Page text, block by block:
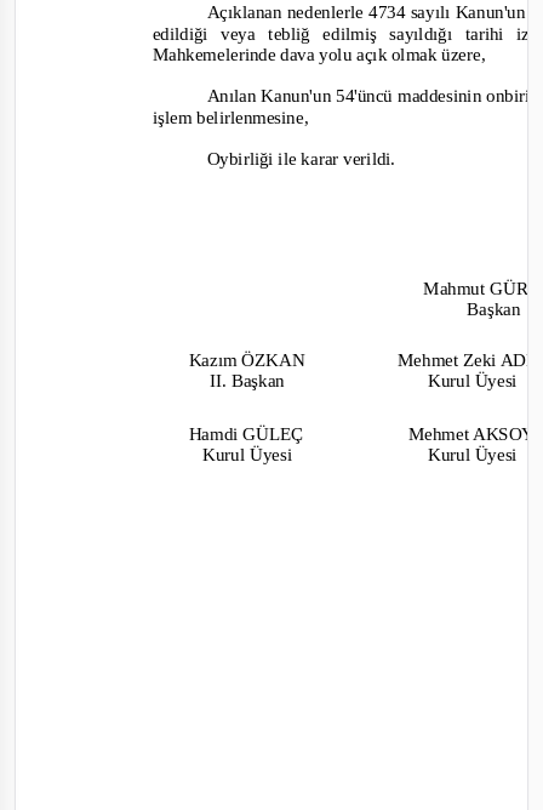
Açıklanan nedenlerle 4734 sayılı
edildiği veya tebliğ edilmiş sayıldığı tarihi
Mahkemelerinde dava yolu açık olmak üzere,
Anılan Kanun'un 54'üncü maddesinin
işlem belirlenmesine,
Oybirliğiile karar verildi.
Mahmut
Başkan
Kazım ÖZKAN
II. Başkan
Mehmet Zeki
Kurul Üyesi
Hamdi GÜLEÇ
Kurul Üyesi
Mehmet AKSOY
Kurul Üyesi